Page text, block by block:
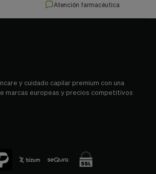
Atención farmacéutica
y cuidado capilar premium con una
marcas europeas y precios competitivos